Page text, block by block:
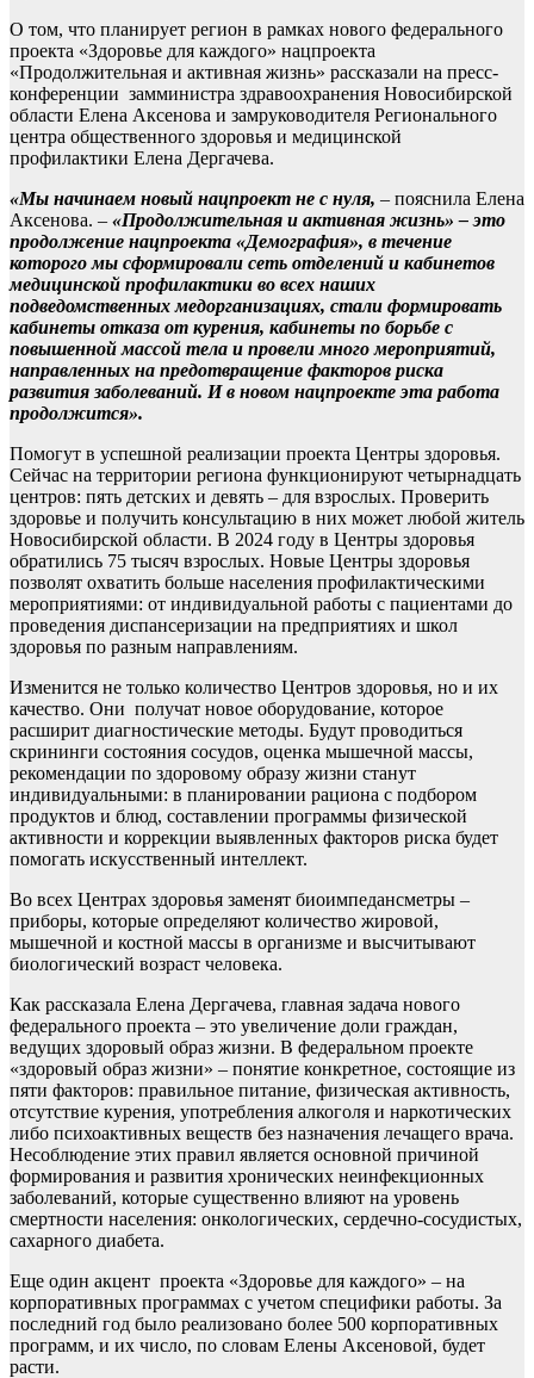
О том, что планирует регион в рамках нового федерального
проекта «Здоровье для каждого» нацпроекта
«Продолжительная и активная жизнь» рассказали на пресс-
конференции замминистра здравоохранения Новосибирской
области Елена Аксенова и замруководителя Регионального
центра общественного здоровья и медицинской
профилактики Елена Дергачева.
«Мы начинаем новый нацпроект не с нуля, – пояснила Елена
Аксенова. – «Продолжительная и активная жизнь» – это
продолжение нацпроекта «Демография», в течение
которого мы сформировали сеть отделений и кабинетов
медицинской профилактики во всех наших
подведомственных медорганизациях, стали формировать
кабинеты отказа от курения, кабинеты по борьбе с
повышенной массой тела и провели много мероприятий,
направленных на предотвращение факторов риска
развития заболеваний. И в новом нацпроекте эта работа
продолжится».
Помогут в успешной реализации проекта Центры здоровья.
Сейчас на территории региона функционируют четырнадцать
центров: пять детских и девять – для взрослых. Проверить
здоровье и получить консультацию в них может любой житель
Новосибирской области. В 2024 году в Центры здоровья
обратились 75 тысяч взрослых. Новые Центры здоровья
позволят охватить больше населения профилактическими
мероприятиями: от индивидуальной работы с пациентами до
проведения диспансеризации на предприятиях и школ
здоровья по разным направлениям.
Изменится не только количество Центров здоровья, но и их
качество. Они получат новое оборудование, которое
расширит диагностические методы. Будут проводиться
скрининги состояния сосудов, оценка мышечной массы,
рекомендации по здоровому образу жизни станут
индивидуальными: в планировании рациона с подбором
продуктов и блюд, составлении программы физической
активности и коррекции выявленных факторов риска будет
помогать искусственный интеллект.
Во всех Центрах здоровья заменят биоимпедансметры –
приборы, которые определяют количество жировой,
мышечной и костной массы в организме и высчитывают
биологический возраст человека.
Как рассказала Елена Дергачева, главная задача нового
федерального проекта – это увеличение доли граждан,
ведущих здоровый образ жизни. В федеральном проекте
«здоровый образ жизни» – понятие конкретное, состоящие из
пяти факторов: правильное питание, физическая активность,
отсутствие курения, употребления алкоголя и наркотических
либо психоактивных веществ без назначения лечащего врача.
Несоблюдение этих правил является основной причиной
формирования и развития хронических неинфекционных
заболеваний, которые существенно влияют на уровень
смертности населения: онкологических, сердечно-сосудистых,
сахарного диабета.
Еще один акцент проекта «Здоровье для каждого» – на
корпоративных программах с учетом специфики работы. За
последний год было реализовано более 500 корпоративных
программ, и их число, по словам Елены Аксеновой, будет
расти.